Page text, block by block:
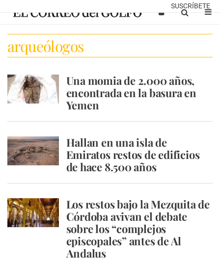
SUSCRÍBETE
arqueólogos
Una momia de 2.000 años,
encontrada en la basura en
Yemen
Hallan en una isla de
Emiratos restos de edificios
de hace 8.500 años
Los restos bajo la Mezquita de
Córdoba avivan el debate
sobre los “complejos
episcopales” antes de Al
Andalus